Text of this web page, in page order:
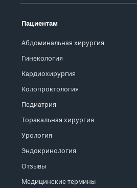
Пациентам
Абдоминальная хирургия
Гинекология
Кардиохирургия
Колопроктология
Педиатрия
Торакальная хирургия
Урология
Эндокринология
Отзывы
Медицинские термины